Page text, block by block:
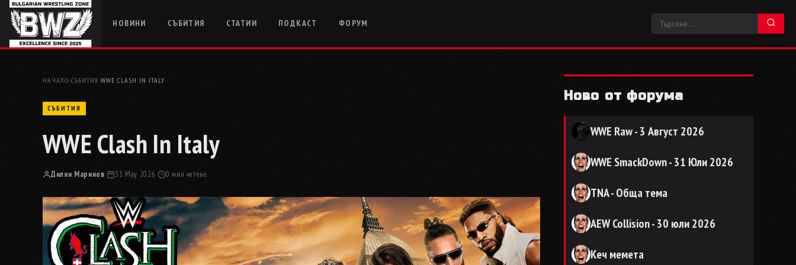
НОВИНИ СЪБИТИЯ СТАТИИ ПОДКАСТ ФОРУМ
НАЧАЛО›СЪБИТИЯ ›WWE CLASH IN ITALY
СЪБИТИЯ
WWE Clash In Italy
Дилян Маринов· 31 May 2026· 0 мин четене
Ново от форума
WWE Raw - 3 Август 2026
WWE SmackDown - 31 Юли 2026
TNA - Обща тема
AEW Collision - 30 юли 2026
Кеч мемета